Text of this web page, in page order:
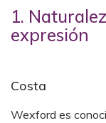
1.
expresión
Costa
Wexford es